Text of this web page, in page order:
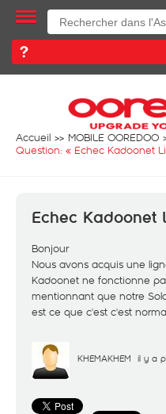
Accueil
MOBILE OOREDOO
Question: « Echec Kadoonet
Echec Kadoonet
Bonjour
Nous avons acquis une
Kadoonet ne fonctionne
mentionnant que notre
est ce que c'est c'est
KHEMAKHEM il y a